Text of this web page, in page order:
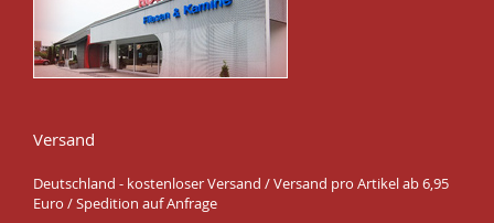
Versand
Deutschland - kostenloser Versand / Versand pro Artikel ab 6,95
Euro / Spedition auf Anfrage